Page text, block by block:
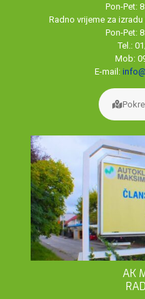
Pon-Pet:
Radno vrijeme za
Pon-Pet:
Tel.:
Mob:
E-mail:
AK